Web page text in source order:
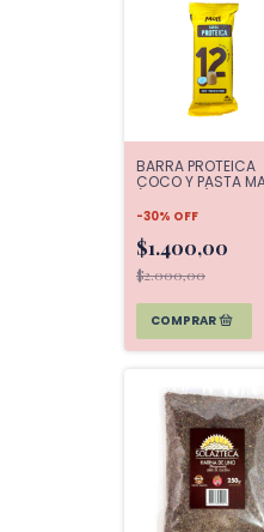
BARRA PROTEICA
COCO Y PASTA
-30% OFF
$1.400,00
$2.000,00